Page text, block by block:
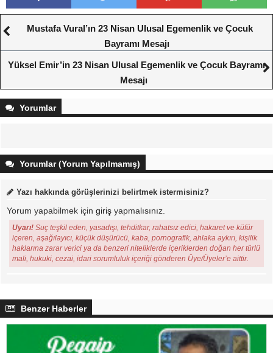
Mustafa Vural’ın 23 Nisan Ulusal Egemenlik ve Çocuk
Bayramı Mesajı
Yüksel Emir’in 23 Nisan Ulusal Egemenlik ve Çocuk Bayramı
Mesajı
Yorumlar
Yorumlar (Yorum Yapılmamış)
Yazı hakkında görüşlerinizi belirtmek istermisiniz?
Yorum yapabilmek için giriş yapmalısınız.
Uyarı! Suç teşkil eden, yasadışı, tehditkar, rahatsız edici, hakaret ve küfür
içeren, aşağılayıcı, küçük düşürücü, kaba, pornografik, ahlaka aykırı, kişilik
haklarına zarar verici ya da benzeri niteliklerde içeriklerden doğan her türlü
mali, hukuki, cezai, idari sorumluluk içeriği gönderen Üye/Üyeler’e aittir.
Benzer Haberler